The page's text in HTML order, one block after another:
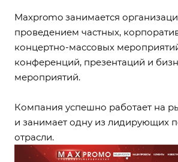
Maxpromo занимается
проведением частных,
концертно-массовых
конференций, презентаций и
мероприятий.
Компания успешно работает на
и занимает одну из лидирующих
отрасли.